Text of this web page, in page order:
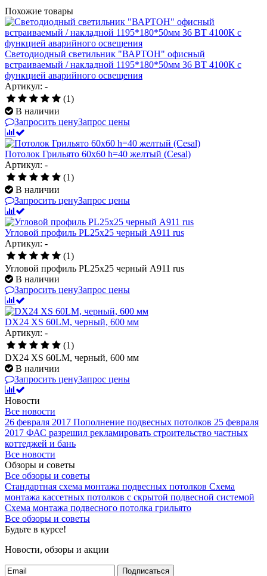
Похожие товары
Светодиодный светильник "ВАРТОН" офисный
встраиваемый / накладной 1195*180*50мм 36 ВТ 4100К с
функцией аварийного освещения
Артикул: -
(1)
В наличии
Запросить ценуЗапрос цены
Потолок Грильято 60x60 h=40 желтый (Cesal)
Артикул: -
(1)
В наличии
Запросить ценуЗапрос цены
Угловой профиль PL25х25 черный А911 rus
Артикул: -
(1)
Угловой профиль PL25х25 черный А911 rus
В наличии
Запросить ценуЗапрос цены
DX24 XS 60LM, черный, 600 мм
Артикул: -
(1)
DX24 XS 60LM, черный, 600 мм
В наличии
Запросить ценуЗапрос цены
Новости
Все новости
26 февраля 2017 Пополнение подвесных потолков 25 февраля
2017 ФАС разрешил рекламировать строительство частных
коттеджей и бань
Все новости
Обзоры и советы
Все обзоры и советы
Стандартная схема монтажа подвесных потолков Схема
монтажа кассетных потолков с скрытой подвесной системой
Схема монтажа подвесного потолка грильято
Все обзоры и советы
Будьте в курсе!
Новости, обзоры и акции
Подписаться